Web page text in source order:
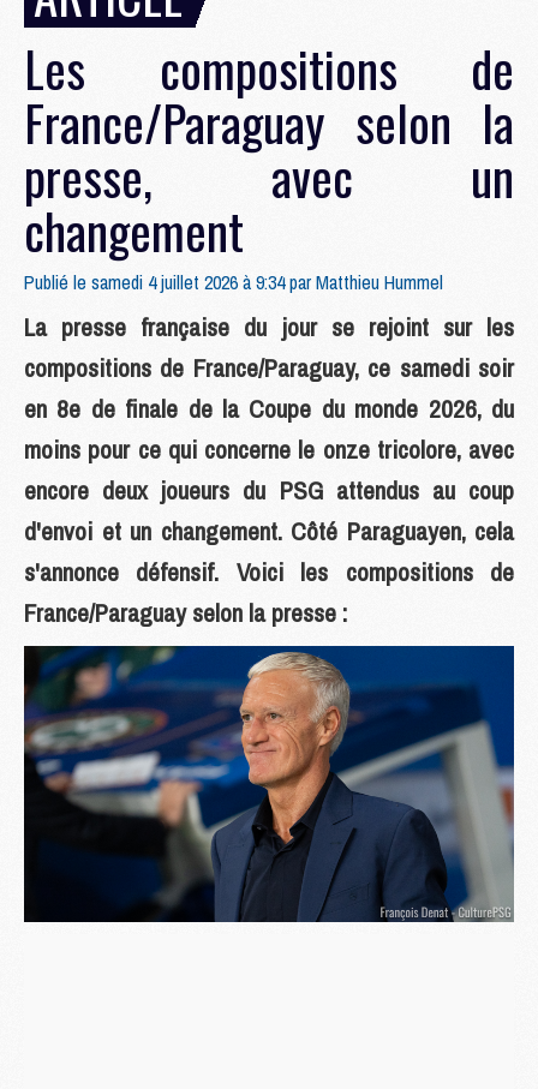
Les compositions de
France/Paraguay selon la
presse, avec un
changement
Publié le samedi 4 juillet 2026 à 9:34 parMatthieu Hummel
La presse française du jour se rejoint sur les
compositions de France/Paraguay, ce samedi soir
en 8e de finale de la Coupe du monde 2026, du
moins pour ce qui concerne le onze tricolore, avec
encore deux joueurs du PSG attendus au coup
d'envoi et un changement. Côté Paraguayen, cela
s'annonce défensif. Voici les compositions de
France/Paraguay selon la presse :